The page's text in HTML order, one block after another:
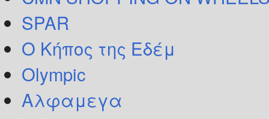
SPAR
Ο Κήπος της Εδέμ
Olympic
Αλφαμεγα